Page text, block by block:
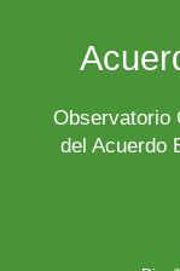
Observatorio
del Acuerdo